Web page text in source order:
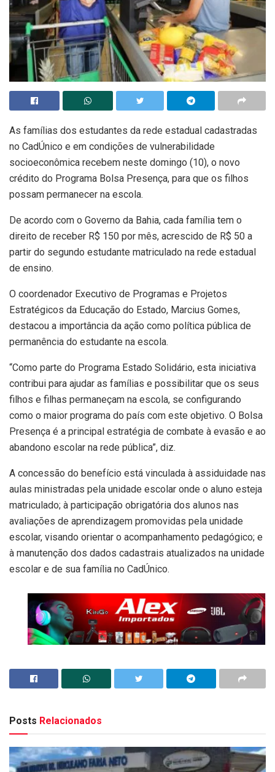
As famílias dos estudantes da rede estadual cadastradas
no CadÚnico e em condições de vulnerabilidade
socioeconômica recebem neste domingo (10), o novo
crédito do Programa Bolsa Presença, para que os filhos
possam permanecer na escola.
De acordo com o Governo da Bahia, cada família tem o
direito de receber R$ 150 por mês, acrescido de R$ 50 a
partir do segundo estudante matriculado na rede estadual
de ensino.
O coordenador Executivo de Programas e Projetos
Estratégicos da Educação do Estado, Marcius Gomes,
destacou a importância da ação como política pública de
permanência do estudante na escola.
“Como parte do Programa Estado Solidário, esta iniciativa
contribui para ajudar as famílias e possibilitar que os seus
filhos e filhas permaneçam na escola, se configurando
como o maior programa do país com este objetivo. O Bolsa
Presença é a principal estratégia de combate à evasão e ao
abandono escolar na rede pública”, diz.
A concessão do benefício está vinculada à assiduidade nas
aulas ministradas pela unidade escolar onde o aluno esteja
matriculado; à participação obrigatória dos alunos nas
avaliações de aprendizagem promovidas pela unidade
escolar, visando orientar o acompanhamento pedagógico; e
à manutenção dos dados cadastrais atualizados na unidade
escolar e de sua família no CadÚnico.
Posts Relacionados